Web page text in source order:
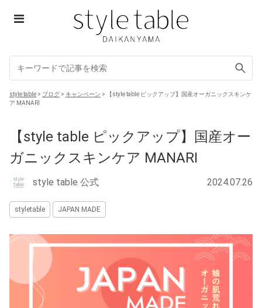
Skip
style table > ブログ > キャンペーン >
【style table ピックアップ】国産オーガニックスキンケ
ア MANARI
【style table ピックアップ】国産オー
ガニックスキンケア MANARI
style table 公式 2024.07.26
styletable JAPAN MADE